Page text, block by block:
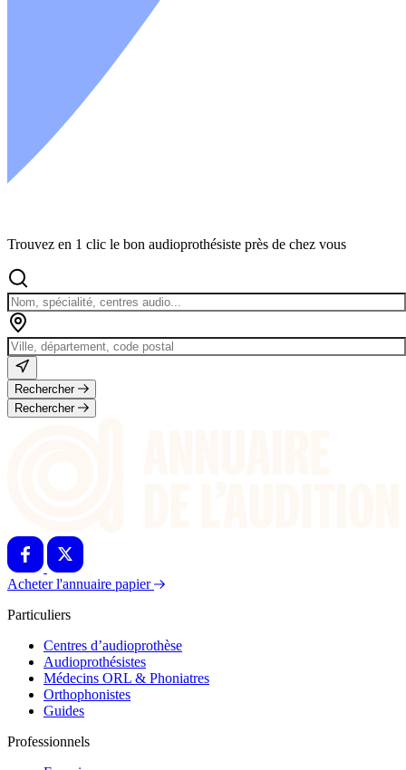
Trouvez en 1 clic le bon audioprothésiste près de chez vous
Rechercher
Rechercher
Acheter l'annuaire papier
Particuliers
Centres d’audioprothèse
Audioprothésistes
Médecins ORL & Phoniatres
Orthophonistes
Guides
Professionnels